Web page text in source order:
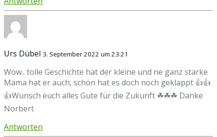
Urs Dübel 3. September 2022 um 23:21
Wow.. tolle Geschichte hat der kleine und ne ganz starke
Mama hat er auch, schön hat es doch noch geklappt 👍👍
👍Wünsch euch alles Gute für die Zukunft ☘☘☘ Danke
Norbert
Antworten